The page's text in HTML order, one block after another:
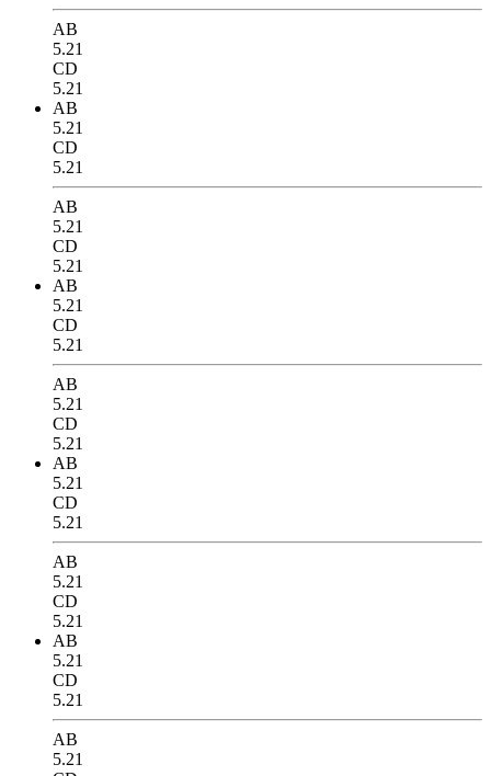
AB
5.21
CD
5.21
AB
5.21
CD
5.21
AB
5.21
CD
5.21
AB
5.21
CD
5.21
AB
5.21
CD
5.21
AB
5.21
CD
5.21
AB
5.21
CD
5.21
AB
5.21
CD
5.21
AB
5.21